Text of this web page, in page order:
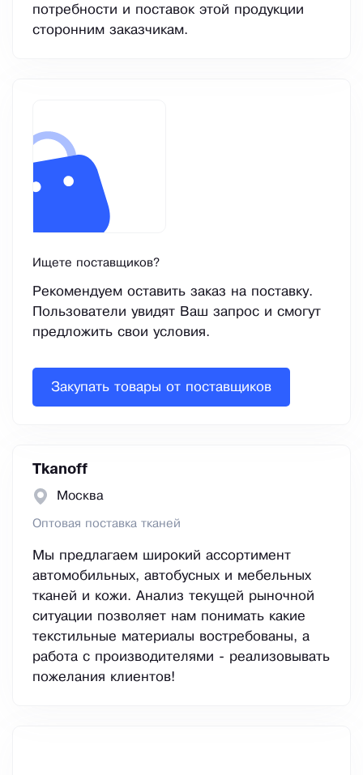
потребности и поставок этой продукции
сторонним заказчикам.
Ищете поставщиков?
Рекомендуем оставить заказ на поставку.
Пользователи увидят Ваш запрос и смогут
предложить свои условия.
Закупать товары от поставщиков
Tkanoff
Москва
Оптовая поставка тканей
Мы предлагаем широкий ассортимент
автомобильных, автобусных и мебельных
тканей и кожи. Анализ текущей рыночной
ситуации позволяет нам понимать какие
текстильные материалы востребованы, а
работа с производителями - реализовывать
пожелания клиентов!